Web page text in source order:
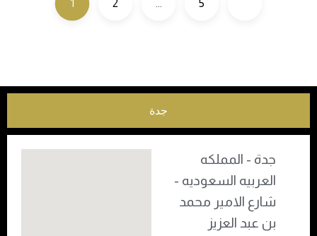
1 2 … 5
جدة
جدة - المملكه
العربيه السعوديه -
شارع الامير محمد
بن عبد العزيز